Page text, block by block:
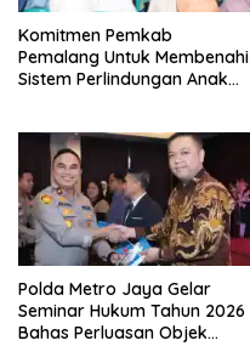
Komitmen Pemkab
Pemalang Untuk Membenahi
Sistem Perlindungan Anak
Polda Metro Jaya Gelar
Seminar Hukum Tahun 2026
Bahas Perluasan Objek